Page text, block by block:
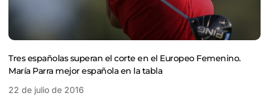
Tres españolas superan el corte en el Europeo Femenino.
María Parra mejor española en la tabla
22 de julio de 2016